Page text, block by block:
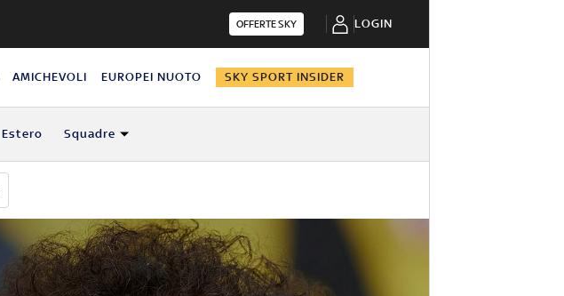
OFFERTE SKY LOGIN
AMICHEVOLI EUROPEI NUOTO SKY SPORT INSIDER
Estero Squadre